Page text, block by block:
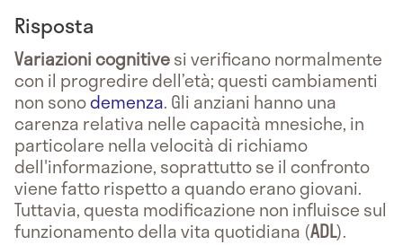
Risposta
Variazioni cognitivesi verificano normalmente
con il progredire dell’età; questi cambiamenti
non sonodemenza. Gli anziani hanno una
carenza relativa nelle capacità mnesiche, in
particolare nella velocità di richiamo
dell'informazione, soprattutto se il confronto
viene fatto rispetto a quando erano giovani.
Tuttavia, questa modificazione non influisce sul
funzionamento della vita quotidiana (ADL).